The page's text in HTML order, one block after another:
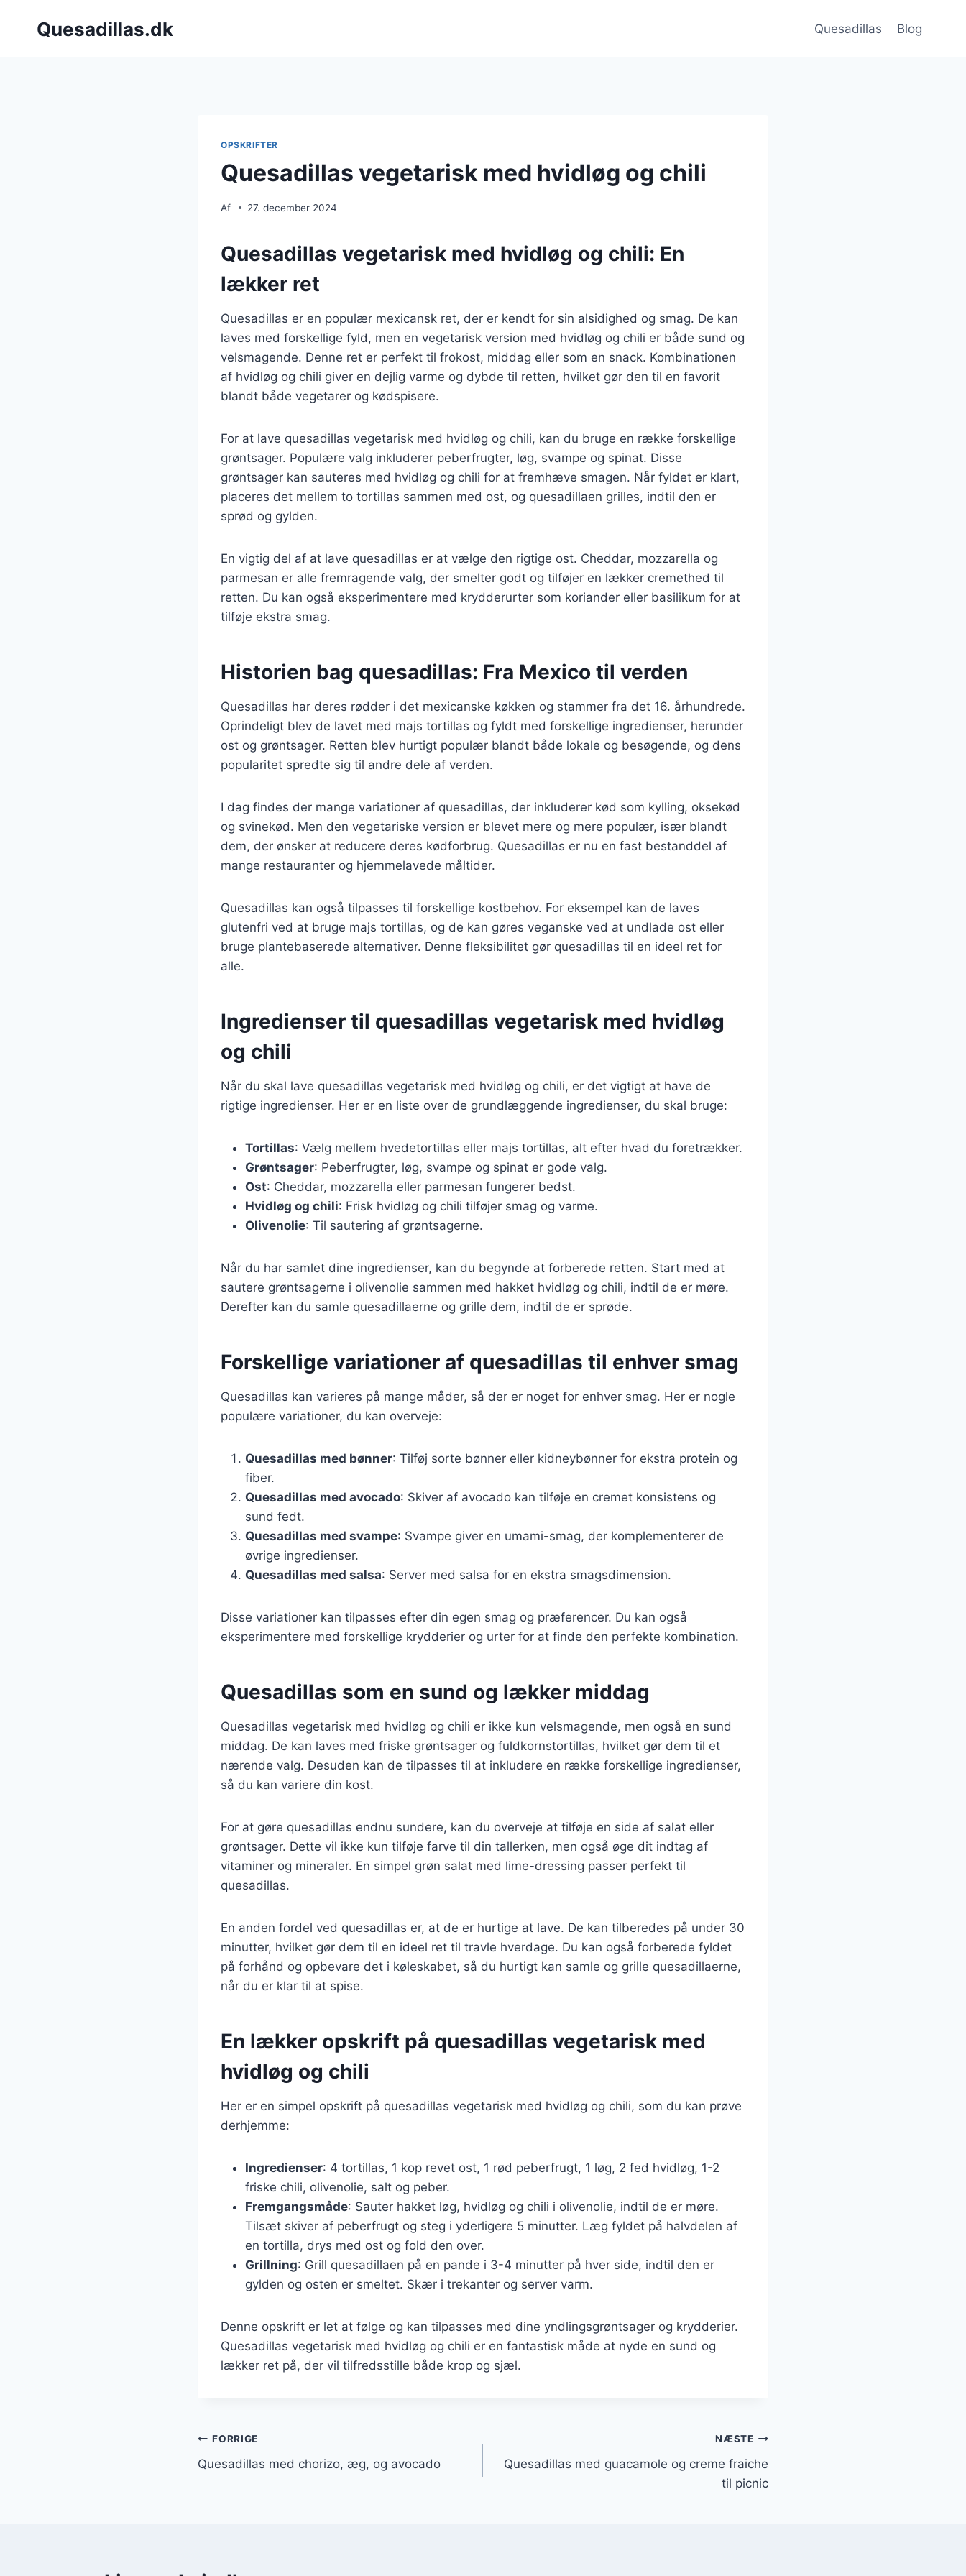
Quesadillas.dk Quesadillas Blog
OPSKRIFTER
Quesadillas vegetarisk med hvidløg og chili
Af 27. december 2024
Quesadillas vegetarisk med hvidløg og chili: En
lækker ret
Quesadillas er en populær mexicansk ret, der er kendt for sin alsidighed og smag. De kan
laves med forskellige fyld, men en vegetarisk version med hvidløg og chili er både sund og
velsmagende. Denne ret er perfekt til frokost, middag eller som en snack. Kombinationen
af hvidløg og chili giver en dejlig varme og dybde til retten, hvilket gør den til en favorit
blandt både vegetarer og kødspisere.
For at lave quesadillas vegetarisk med hvidløg og chili, kan du bruge en række forskellige
grøntsager. Populære valg inkluderer peberfrugter, løg, svampe og spinat. Disse
grøntsager kan sauteres med hvidløg og chili for at fremhæve smagen. Når fyldet er klart,
placeres det mellem to tortillas sammen med ost, og quesadillaen grilles, indtil den er
sprød og gylden.
En vigtig del af at lave quesadillas er at vælge den rigtige ost. Cheddar, mozzarella og
parmesan er alle fremragende valg, der smelter godt og tilføjer en lækker cremethed til
retten. Du kan også eksperimentere med krydderurter som koriander eller basilikum for at
tilføje ekstra smag.
Historien bag quesadillas: Fra Mexico til verden
Quesadillas har deres rødder i det mexicanske køkken og stammer fra det 16. århundrede.
Oprindeligt blev de lavet med majs tortillas og fyldt med forskellige ingredienser, herunder
ost og grøntsager. Retten blev hurtigt populær blandt både lokale og besøgende, og dens
popularitet spredte sig til andre dele af verden.
I dag findes der mange variationer af quesadillas, der inkluderer kød som kylling, oksekød
og svinekød. Men den vegetariske version er blevet mere og mere populær, især blandt
dem, der ønsker at reducere deres kødforbrug. Quesadillas er nu en fast bestanddel af
mange restauranter og hjemmelavede måltider.
Quesadillas kan også tilpasses til forskellige kostbehov. For eksempel kan de laves
glutenfri ved at bruge majs tortillas, og de kan gøres veganske ved at undlade ost eller
bruge plantebaserede alternativer. Denne fleksibilitet gør quesadillas til en ideel ret for
alle.
Ingredienser til quesadillas vegetarisk med hvidløg
og chili
Når du skal lave quesadillas vegetarisk med hvidløg og chili, er det vigtigt at have de
rigtige ingredienser. Her er en liste over de grundlæggende ingredienser, du skal bruge:
Tortillas: Vælg mellem hvedetortillas eller majs tortillas, alt efter hvad du foretrækker.
Grøntsager: Peberfrugter, løg, svampe og spinat er gode valg.
Ost: Cheddar, mozzarella eller parmesan fungerer bedst.
Hvidløg og chili: Frisk hvidløg og chili tilføjer smag og varme.
Olivenolie: Til sautering af grøntsagerne.
Når du har samlet dine ingredienser, kan du begynde at forberede retten. Start med at
sautere grøntsagerne i olivenolie sammen med hakket hvidløg og chili, indtil de er møre.
Derefter kan du samle quesadillaerne og grille dem, indtil de er sprøde.
Forskellige variationer af quesadillas til enhver smag
Quesadillas kan varieres på mange måder, så der er noget for enhver smag. Her er nogle
populære variationer, du kan overveje:
Quesadillas med bønner: Tilføj sorte bønner eller kidneybønner for ekstra protein og
fiber.
Quesadillas med avocado: Skiver af avocado kan tilføje en cremet konsistens og
sund fedt.
Quesadillas med svampe: Svampe giver en umami-smag, der komplementerer de
øvrige ingredienser.
Quesadillas med salsa: Server med salsa for en ekstra smagsdimension.
Disse variationer kan tilpasses efter din egen smag og præferencer. Du kan også
eksperimentere med forskellige krydderier og urter for at finde den perfekte kombination.
Quesadillas som en sund og lækker middag
Quesadillas vegetarisk med hvidløg og chili er ikke kun velsmagende, men også en sund
middag. De kan laves med friske grøntsager og fuldkornstortillas, hvilket gør dem til et
nærende valg. Desuden kan de tilpasses til at inkludere en række forskellige ingredienser,
så du kan variere din kost.
For at gøre quesadillas endnu sundere, kan du overveje at tilføje en side af salat eller
grøntsager. Dette vil ikke kun tilføje farve til din tallerken, men også øge dit indtag af
vitaminer og mineraler. En simpel grøn salat med lime-dressing passer perfekt til
quesadillas.
En anden fordel ved quesadillas er, at de er hurtige at lave. De kan tilberedes på under 30
minutter, hvilket gør dem til en ideel ret til travle hverdage. Du kan også forberede fyldet
på forhånd og opbevare det i køleskabet, så du hurtigt kan samle og grille quesadillaerne,
når du er klar til at spise.
En lækker opskrift på quesadillas vegetarisk med
hvidløg og chili
Her er en simpel opskrift på quesadillas vegetarisk med hvidløg og chili, som du kan prøve
derhjemme:
Ingredienser: 4 tortillas, 1 kop revet ost, 1 rød peberfrugt, 1 løg, 2 fed hvidløg, 1-2
friske chili, olivenolie, salt og peber.
Fremgangsmåde: Sauter hakket løg, hvidløg og chili i olivenolie, indtil de er møre.
Tilsæt skiver af peberfrugt og steg i yderligere 5 minutter. Læg fyldet på halvdelen af
en tortilla, drys med ost og fold den over.
Grillning: Grill quesadillaen på en pande i 3-4 minutter på hver side, indtil den er
gylden og osten er smeltet. Skær i trekanter og server varm.
Denne opskrift er let at følge og kan tilpasses med dine yndlingsgrøntsager og krydderier.
Quesadillas vegetarisk med hvidløg og chili er en fantastisk måde at nyde en sund og
lækker ret på, der vil tilfredsstille både krop og sjæl.
Indlægsnavigation
FORRIGE
Quesadillas med chorizo, æg, og avocado
NÆSTE
Quesadillas med guacamole og creme fraiche
til picnic